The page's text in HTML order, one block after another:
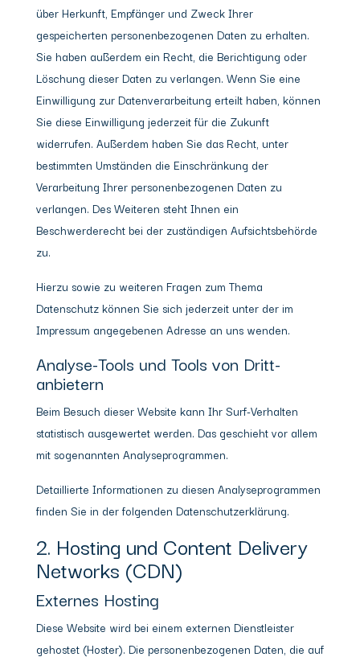
über Herkunft, Empfänger und Zweck Ihrer
gespeicherten personenbezogenen Daten zu erhalten.
Sie haben außerdem ein Recht, die Berichtigung oder
Löschung dieser Daten zu verlangen. Wenn Sie eine
Einwilligung zur Datenverarbeitung erteilt haben, können
Sie diese Einwilligung jederzeit für die Zukunft
widerrufen. Außerdem haben Sie das Recht, unter
bestimmten Umständen die Einschränkung der
Verarbeitung Ihrer personenbezogenen Daten zu
verlangen. Des Weiteren steht Ihnen ein
Beschwerderecht bei der zuständigen Aufsichtsbehörde
zu.
Hierzu sowie zu weiteren Fragen zum Thema
Datenschutz können Sie sich jederzeit unter der im
Impressum angegebenen Adresse an uns wenden.
Analyse-Tools und Tools von Dritt­
anbietern
Beim Besuch dieser Website kann Ihr Surf-Verhalten
statistisch ausgewertet werden. Das geschieht vor allem
mit sogenannten Analyseprogrammen.
Detaillierte Informationen zu diesen Analyseprogrammen
finden Sie in der folgenden Datenschutzerklärung.
2. Hosting und Content Delivery
Networks (CDN)
Externes Hosting
Diese Website wird bei einem externen Dienstleister
gehostet (Hoster). Die personenbezogenen Daten, die auf